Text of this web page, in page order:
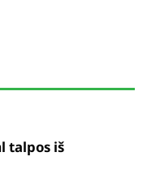
talpos iš